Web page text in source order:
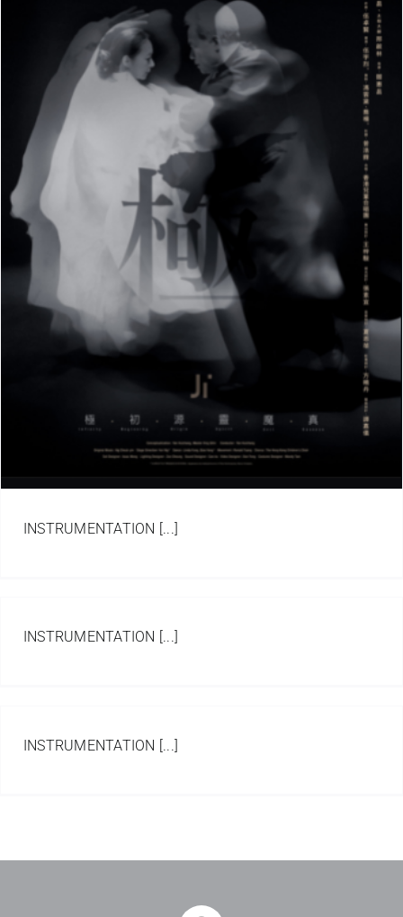
INSTRUMENTATION [...]
INSTRUMENTATION [...]
INSTRUMENTATION [...]